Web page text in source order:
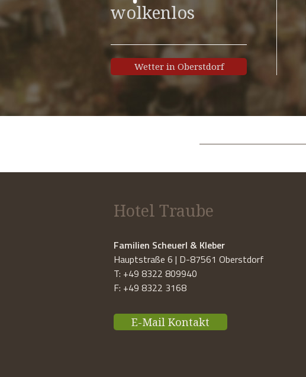
wolkenlos
Wetter in Oberstdorf
Hotel Traube
Familien Scheuerl & Kleber
Hauptstraße 6 | D-87561 Oberstdorf
T: +49 8322 809940
F: +49 8322 3168
E-Mail Kontakt